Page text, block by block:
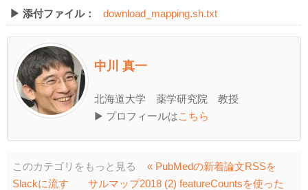
▶ 添付ファイル：
download_mapping.sh.txt
中川 真一
北海道大学 薬学研究院 教授
▶ プロフィールはこちら
このカテゴリをもっと見る
« PubMedの新着論文RSSを
Slackに流す
サルマップ2018 (2) featureCountsを使った